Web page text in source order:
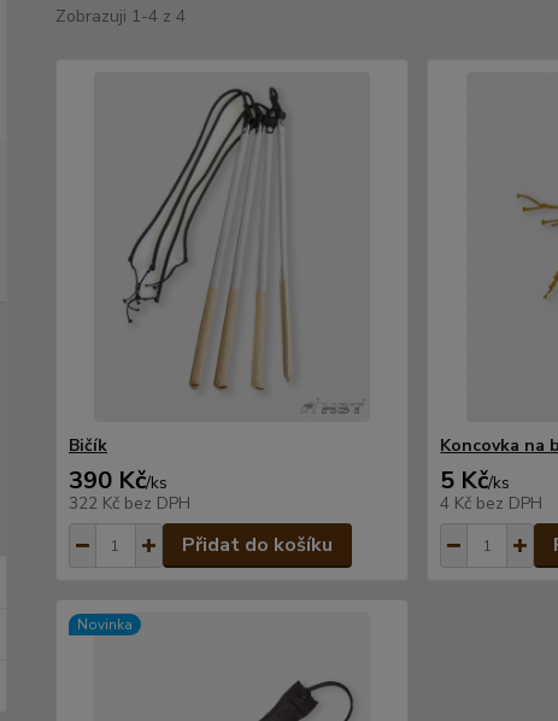
Zobrazuji 1-4 z 4
Bičík
390 Kč/ks
322 Kč bez DPH
Přidat do košíku
Koncovka na
5 Kč/ks
4 Kč bez DPH
Novinka